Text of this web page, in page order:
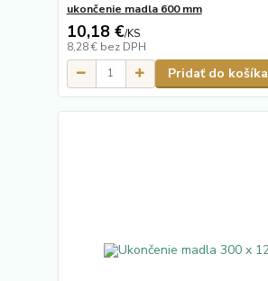
ukončenie madla 600 mm
10,18 €/KS
8,28 € bez DPH
Pridať do košíka